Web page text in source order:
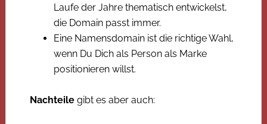
Laufe der Jahre thematisch entwickelst,
die Domain passt immer.
Eine Namensdomain ist die richtige Wahl,
wenn Du Dich als Person als Marke
positionieren willst.
Nachteilegibt es aber auch: